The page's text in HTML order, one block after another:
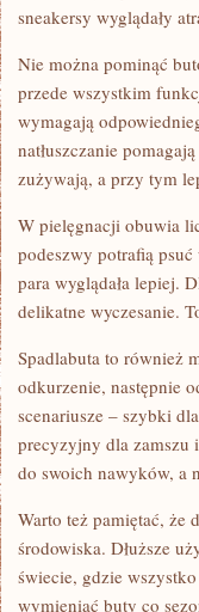
sneakersy wyglądały
Nie można pominąć
przede wszystkim
wymagają
natłuszczanie
zużywają, a przy tym
W pielęgnacji obuwia
podeszwy potrafią psuć
para wyglądała lepiej.
delikatne wyczesanie.
Spadlabuta to również
odkurzenie, następnie
scenariusze – szybki
precyzyjny dla zamszu
do swoich nawyków, a
Warto też pamiętać, że
środowiska. Dłuższe
świecie, gdzie
wymieniać buty co